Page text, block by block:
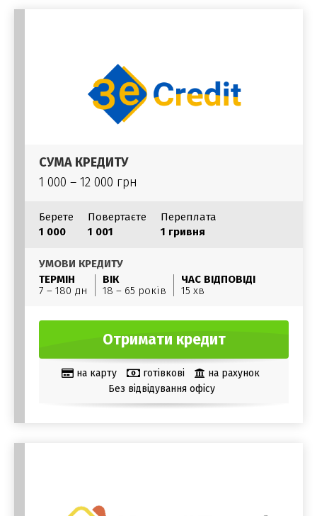
СУМА КРЕДИТУ
1 000 – 12 000 грн
Берете
1 000
Повертаєте
1 001
Переплата
1 гривня
УМОВИ КРЕДИТУ
ТЕРМІН
7 – 180 дн
ВІК
18 – 65 років
ЧАС ВІДПОВІДІ
15 хв
Отримати кредит
на карту готівкові
на рахунок
Без відвідування офісу